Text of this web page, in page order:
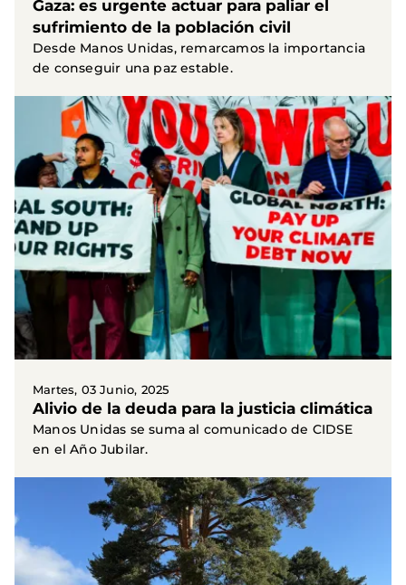
Gaza: es urgente actuar para paliar el
sufrimiento de la población civil
Desde Manos Unidas, remarcamos la importancia
de conseguir una paz estable.
Martes, 03 Junio, 2025
Alivio de la deuda para la justicia climática
Manos Unidas se suma al comunicado de CIDSE
en el Año Jubilar.